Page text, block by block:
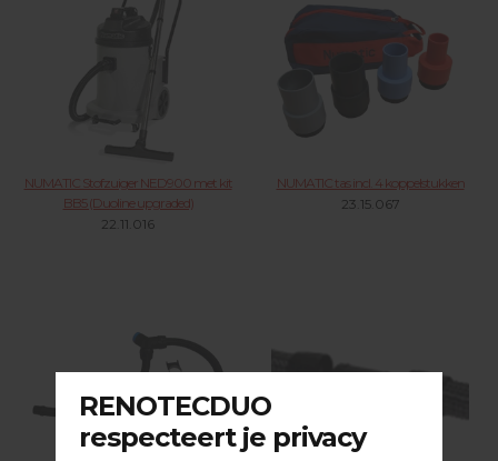
NUMATIC Stofzuiger NED900 met kit
BB5 (Duoline upgraded)
22.11.016
NUMATIC tas incl. 4 koppelstukken
23.15.067